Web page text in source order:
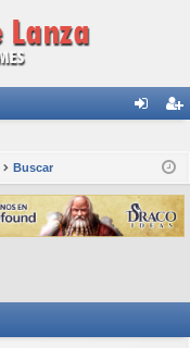
fic
ar
ist
ra
rs
Buscar